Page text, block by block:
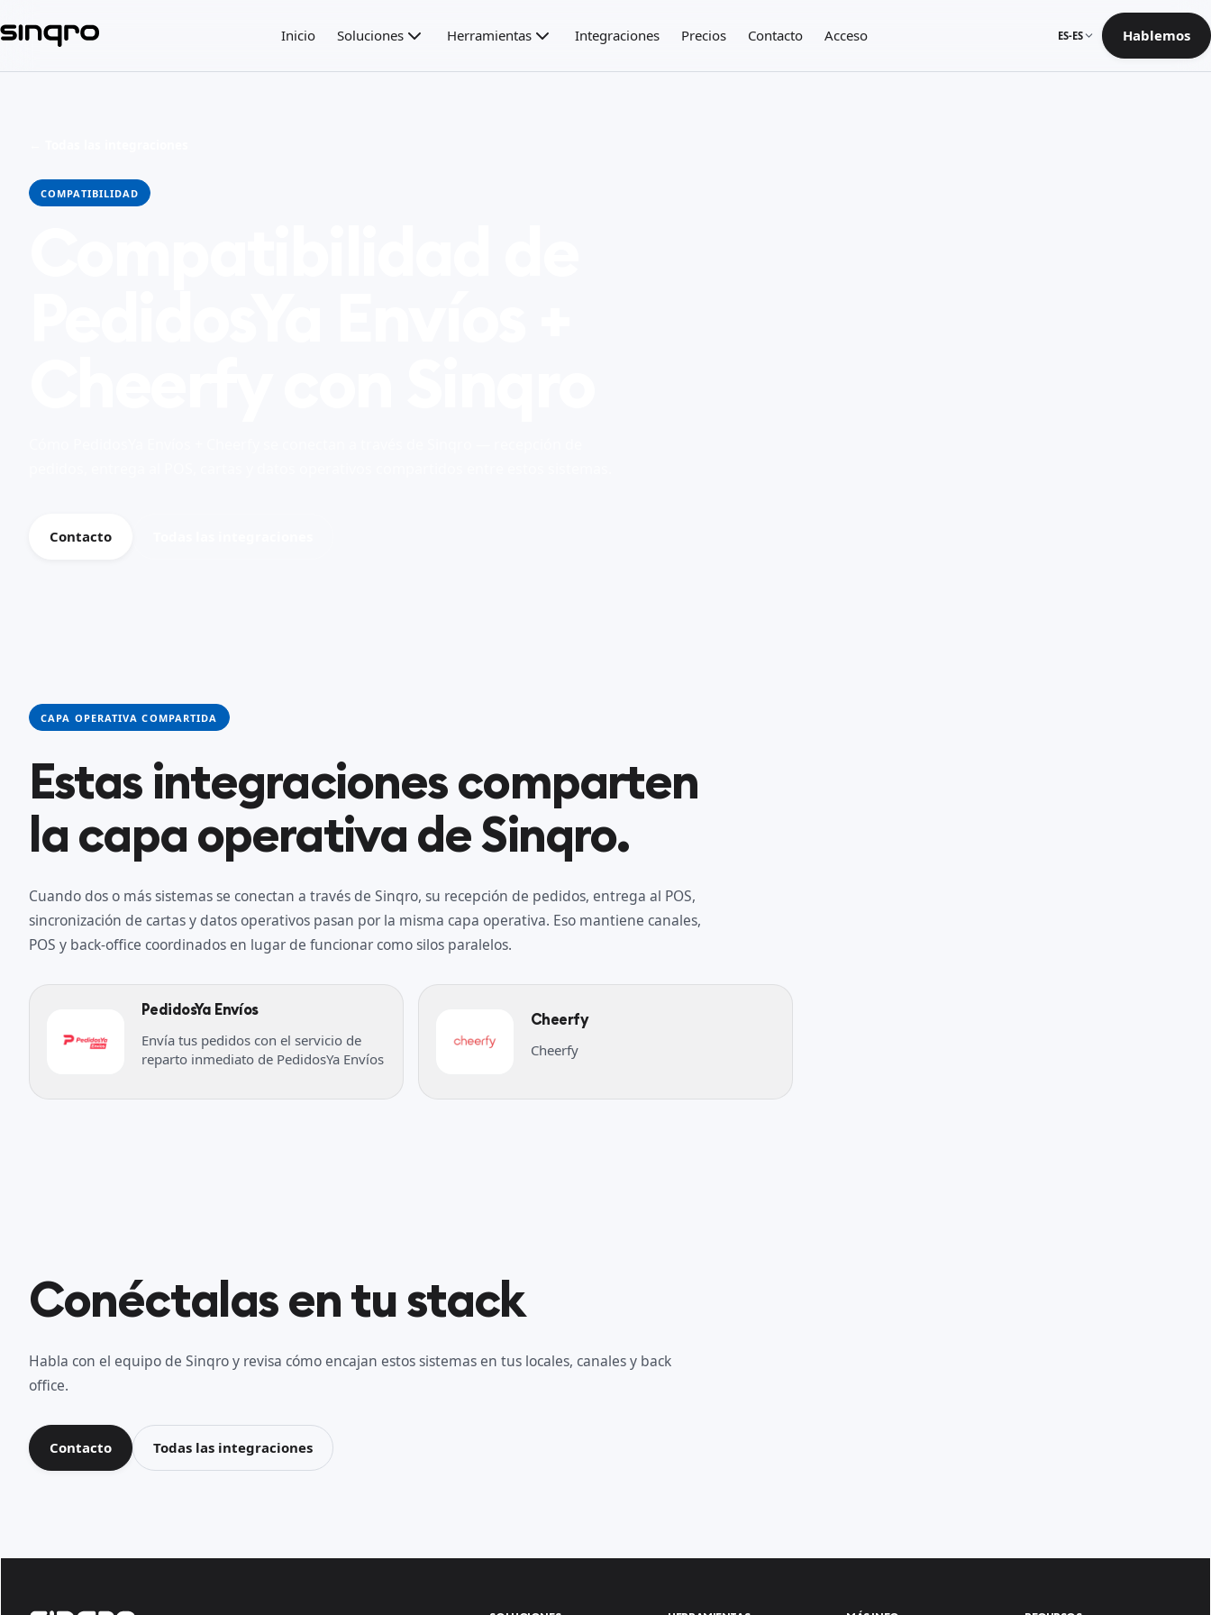
Inicio Soluciones Herramientas Integraciones Precios Contacto Acceso ES-ES Hablemos
COMPATIBILIDAD
Contacto
CAPA OPERATIVA COMPARTIDA
Estas integraciones comparten
la capa operativa de Sinqro.
Cuando dos o más sistemas se conectan a través de Sinqro, su recepción de pedidos, entrega al POS,
sincronización de cartas y datos operativos pasan por la misma capa operativa. Eso mantiene canales,
POS y back-office coordinados en lugar de funcionar como silos paralelos.
PedidosYa Envíos
Envía tus pedidos con el servicio de
reparto inmediato de PedidosYa Envíos
Cheerfy
Cheerfy
Conéctalas en tu stack
Habla con el equipo de Sinqro y revisa cómo encajan estos sistemas en tus locales, canales y back
office.
Contacto Todas las integraciones